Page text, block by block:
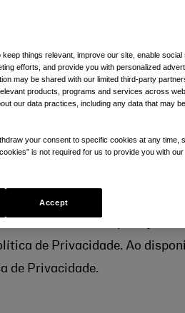
e quer que você esteja
descreve as nossas
do website ou da aplicação
de Privacidade. Ao
de Privacidade.
things relevant, improve our site, enable social
efforts, and provide you with personalized
may be shared with our limited third-party
products, programs and services across
our data practices, including any data that may be
your consent to specific cookies at any time,
is not required for us to provide you with our
Accept